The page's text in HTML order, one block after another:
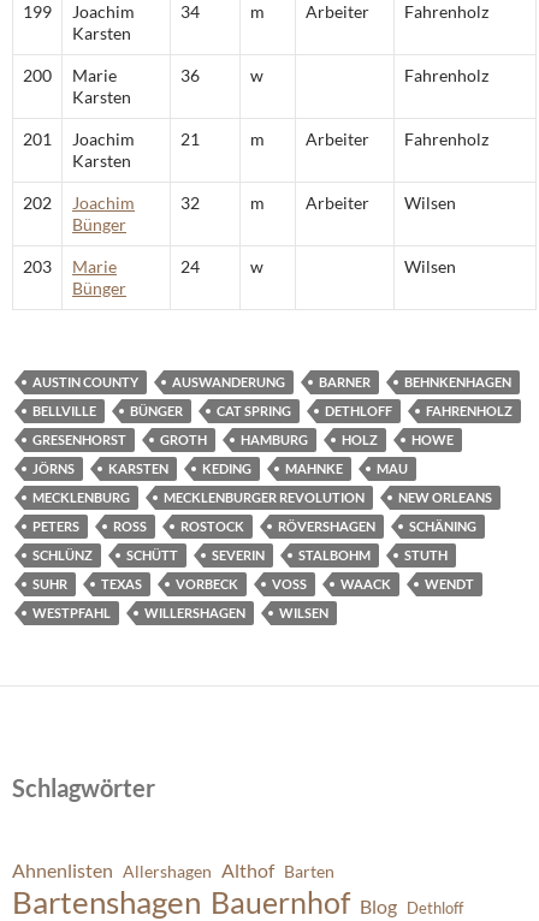
199
Joachim
Karsten
34 m Arbeiter Fahrenholz
200
Marie
Karsten
36 w Fahrenholz
201
Joachim
Karsten
21 m Arbeiter Fahrenholz
202
Joachim
Bünger
32 m Arbeiter Wilsen
203
Marie
Bünger
24 w Wilsen
AUSTIN COUNTY AUSWANDERUNG BARNER
BEHNKENHAGEN
BELLVILLE
BÜNGER CAT SPRING DETHLOFF
FAHRENHOLZ
GRESENHORST
GROTH HAMBURG HOLZ
HOWE
JÖRNS
KARSTEN KEDING MAHNKE
MAU
MECKLENBURG
MECKLENBURGER REVOLUTION
NEW ORLEANS
PETERS
ROSS ROSTOCK RÖVERSHAGEN
SCHÄNING
SCHLÜNZ
SCHÜTT SEVERIN STALBOHM
STUTH
SUHR
TEXAS VORBECK VOSS WAACK
WENDT
WESTPFAHL
WILLERSHAGEN WILSEN
Schlagwörter
Ahnenlisten Allershagen Althof Barten
Bartenshagen Bauernhof Blog Dethloff